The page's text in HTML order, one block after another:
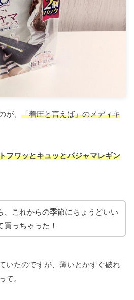
が、 「着圧と言えば」のメディキ
フワッとキュッとパジャマレギン
、これからの季節にちょうどいい
買っちゃった！
いたのですが、薄いとかすぐ破れ
て。